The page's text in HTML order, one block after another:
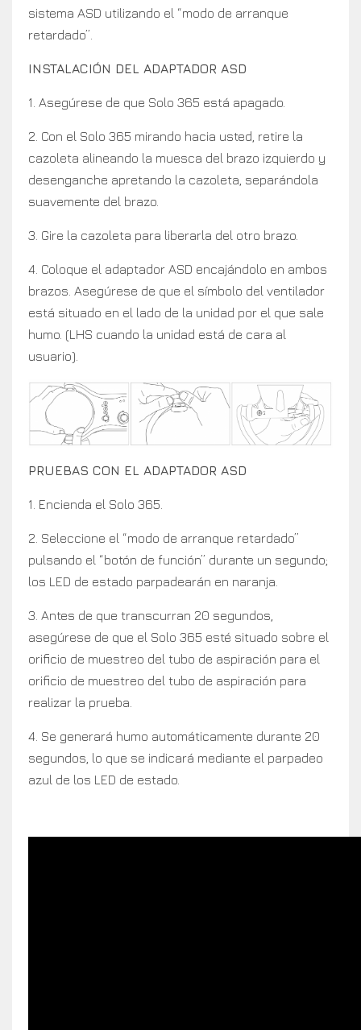
sistema ASD utilizando el “modo de arranque
retardado”.
INSTALACIÓN DEL ADAPTADOR ASD
1. Asegúrese de que Solo 365 está apagado.
2. Con el Solo 365 mirando hacia usted, retire la
cazoleta alineando la muesca del brazo izquierdo y
desenganche apretando la cazoleta, separándola
suavemente del brazo.
3. Gire la cazoleta para liberarla del otro brazo.
4. Coloque el adaptador ASD encajándolo en ambos
brazos. Asegúrese de que el símbolo del ventilador
está situado en el lado de la unidad por el que sale
humo. (LHS cuando la unidad está de cara al
usuario).
PRUEBAS CON EL ADAPTADOR ASD
1. Encienda el Solo 365.
2. Seleccione el “modo de arranque retardado”
pulsando el “botón de función” durante un segundo;
los LED de estado parpadearán en naranja.
3. Antes de que transcurran 20 segundos,
asegúrese de que el Solo 365 esté situado sobre el
orificio de muestreo del tubo de aspiración para el
orificio de muestreo del tubo de aspiración para
realizar la prueba.
4. Se generará humo automáticamente durante 20
segundos, lo que se indicará mediante el parpadeo
azul de los LED de estado.